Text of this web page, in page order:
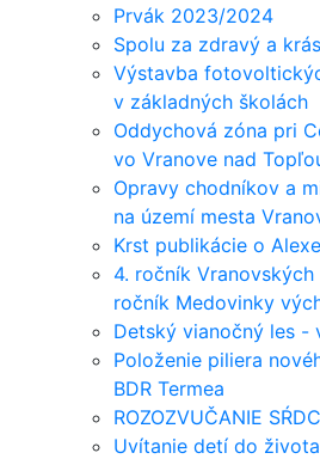
Prvák 2023/2024
Spolu za zdravý a
Výstavba
v základných školách
Oddychová zóna pri
vo Vranove nad
Opravy chodníkov a
na území mesta
Krst publikácie o
4. ročník Vranovských
ročník Medovinky
Detský vianočný les -
Položenie piliera
BDR Termea
ROZOZVUČANIE
Uvítanie detí do